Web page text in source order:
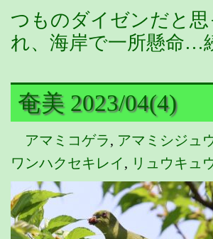
つものダイゼンだと
れ、海岸で一所懸命…
奄美 2023/04(4)
アマミコゲラ, アマミシジュ
ワンハクセキレイ, リュウキュ